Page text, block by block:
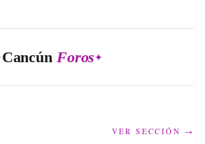
Cancún Foros✦
VER SECCIÓN →